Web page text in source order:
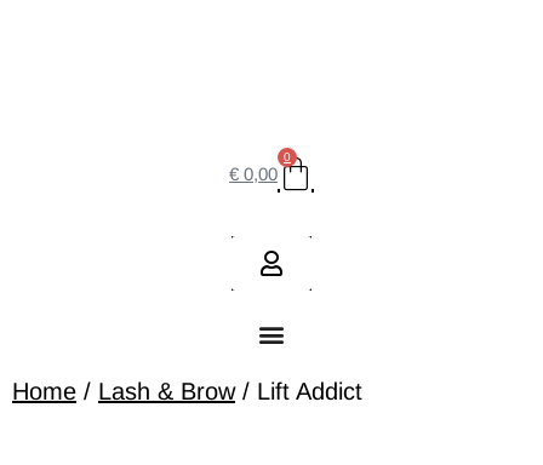
€ 0,00
0
Home / Lash & Brow/ Lift Addict